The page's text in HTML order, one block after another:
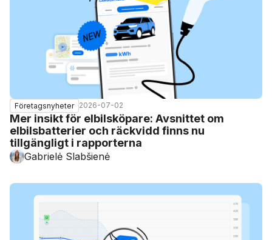
Företagsnyheter 2026-07-02
Mer insikt för elbilsköpare: Avsnittet om
elbilsbatterier och räckvidd finns nu
tillgängligt i rapporterna
Gabrielė Slabšienė